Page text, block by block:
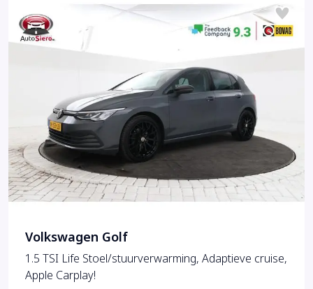
Volkswagen Golf
1.5 TSI Life Stoel/stuurverwarming, Adaptieve cruise,
Apple Carplay!